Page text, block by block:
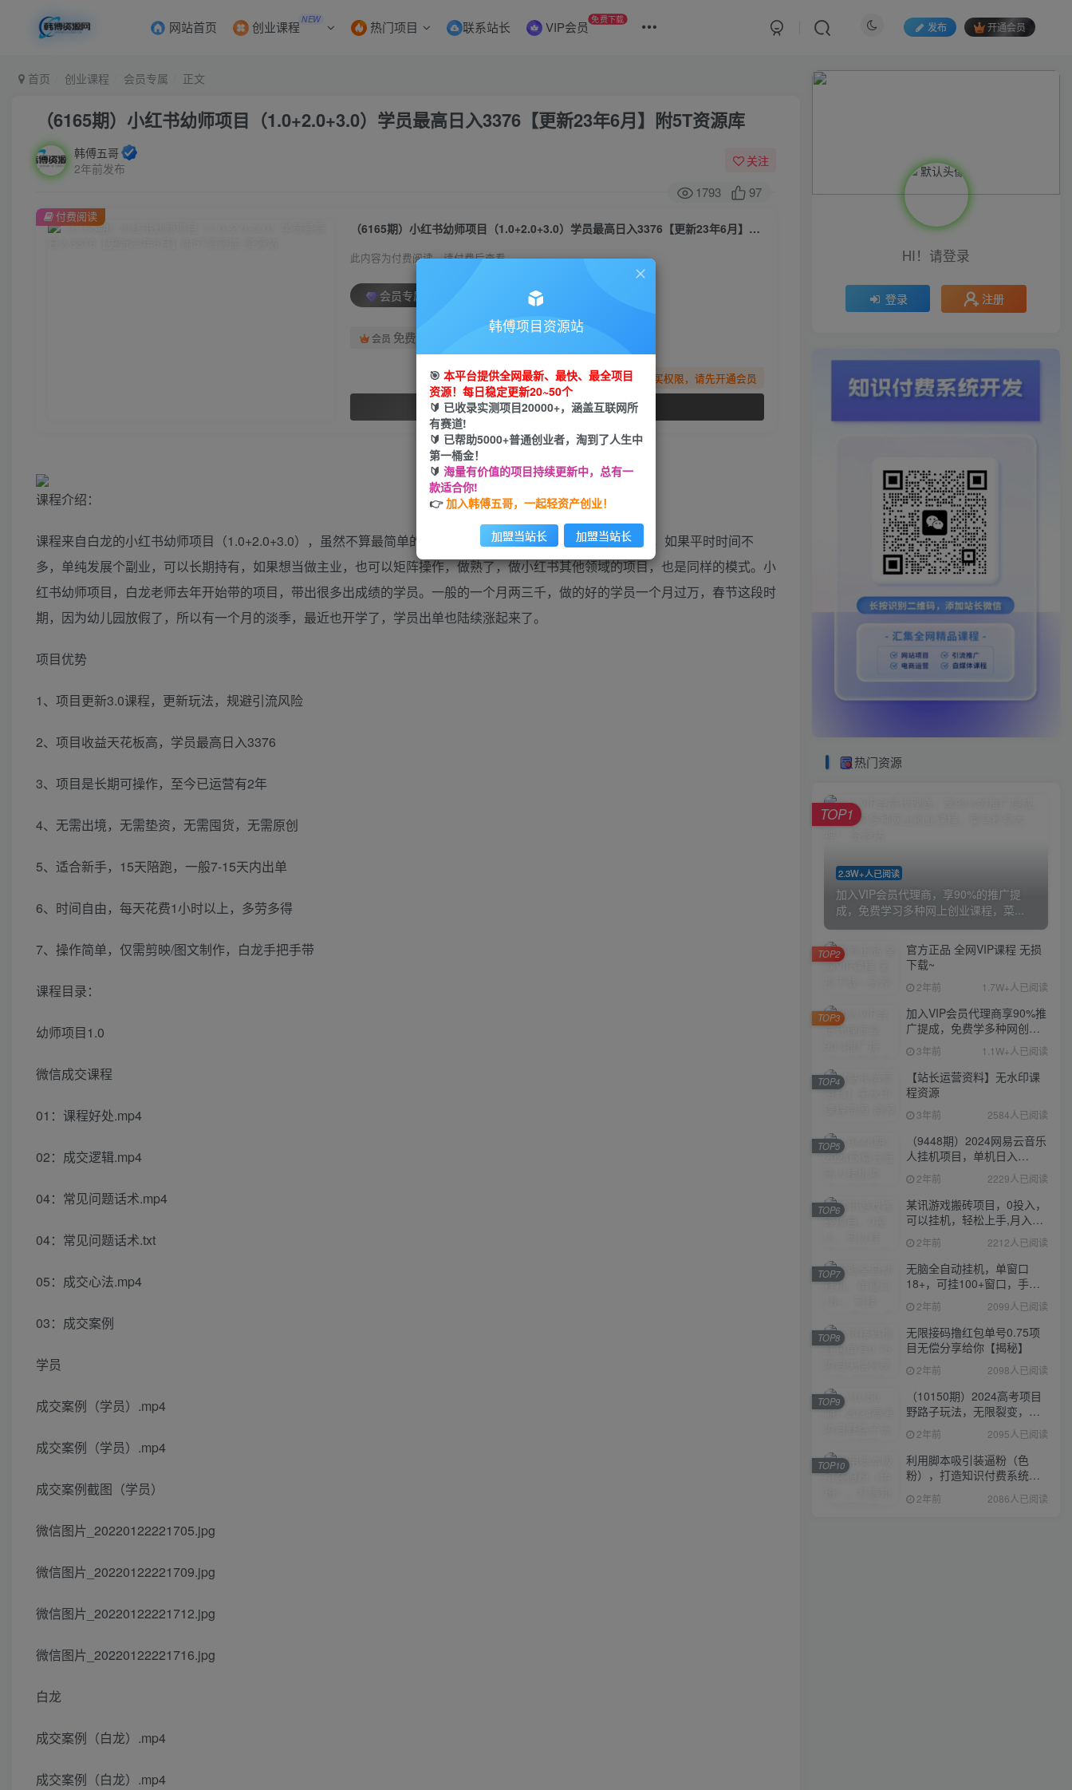
网站首页 创业课程 NEW 热门项目 联系站长 VIP会员 免费下载
发布 开通会员
首页 创业课程 会员专属 正文
（6165期）小红书幼师项目（1.0+2.0+3.0）学员最高日入3376【更新23年6月】附5T资源库
韩傅五哥
2年前发布
关注
1793 97
（6165期）小红书幼师项目（1.0+2.0+3.0）学员最高日入3376【更新23年6月】附5T资源库
此内容为付费阅读，请付费后查看
会员专属资源
会员 免费
您暂无购买权限，请先开通会员
开通会员
付费阅读
课程介绍：
课程来自白龙的小红书幼师项目（1.0+2.0+3.0），虽然不算最简单的项目，但相对来说，还是容易上手的项目，如果平时时间不
多，单纯发展个副业，可以长期持有，如果想当做主业，也可以矩阵操作，做熟了，做小红书其他领域的项目，也是同样的模式。小
红书幼师项目，白龙老师去年开始带的项目，带出很多出成绩的学员。一般的一个月两三千，做的好的学员一个月过万，春节这段时
期，因为幼儿园放假了，所以有一个月的淡季，最近也开学了，学员出单也陆续涨起来了。
项目优势
1、项目更新3.0课程，更新玩法，规避引流风险
2、项目收益天花板高，学员最高日入3376
3、项目是长期可操作，至今已运营有2年
4、无需出境，无需垫资，无需囤货，无需原创
5、适合新手，15天陪跑，一般7-15天内出单
6、时间自由，每天花费1小时以上，多劳多得
7、操作简单，仅需剪映/图文制作，白龙手把手带
课程目录：
幼师项目1.0
微信成交课程
01：课程好处.mp4
02：成交逻辑.mp4
04：常见问题话术.mp4
04：常见问题话术.txt
05：成交心法.mp4
03：成交案例
学员
成交案例（学员）.mp4
成交案例（学员）.mp4
成交案例截图（学员）
微信图片_20220122221705.jpg
微信图片_20220122221709.jpg
微信图片_20220122221712.jpg
微信图片_20220122221716.jpg
白龙
成交案例（白龙）.mp4
成交案例（白龙）.mp4
HI！请登录
登录 注册
热门资源
2.3W+人已阅读
加入VIP会员代理商，享90%的推广提
成，免费学习多种网上创业课程，菜...
TOP1
官方正品 全网VIP课程 无损
下载~
2年前 1.7W+人已阅读
TOP2
加入VIP会员代理商享90%推
广提成，免费学多种网创课
程，菜鸟秒变大神
3年前 1.1W+人已阅读
TOP3
【站长运营资料】无水印课
程资源
3年前 2584人已阅读
TOP4
（9448期）2024网易云音乐
人挂机项目，单机日入
150+，无脑月入5000+
2年前 2229人已阅读
TOP5
某讯游戏搬砖项目，0投入，
可以挂机，轻松上手,月入
3000+上不封顶
2年前 2212人已阅读
TOP6
无脑全自动挂机，单窗口
18+，可挂100+窗口，手机
电脑均可操作
2年前 2099人已阅读
TOP7
无限接码撸红包单号0.75项
目无偿分享给你【揭秘】
2年前 2098人已阅读
TOP8
（10150期）2024高考项目
野路子玩法，无限裂变，最
高一天1W＋！
2年前 2095人已阅读
TOP9
利用脚本吸引装逼粉（色
粉），打造知识付费系统，
附388元美女写真项目
2年前 2086人已阅读
TOP10
韩傅项目资源站
🎯 本平台提供全网最新、最快、最全项目
资源！每日稳定更新20~50个
🔰 已收录实测项目20000+，涵盖互联网所
有赛道!
🔰 已帮助5000+普通创业者，淘到了人生中
第一桶金！
🔰 海量有价值的项目持续更新中，总有一
款适合你!
👉加入韩傅五哥，一起轻资产创业！
加盟当站长 加盟当站长